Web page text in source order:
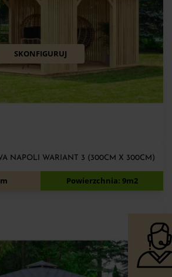
SKONFIGURUJ
NAPOLI WARIANT 3 (300CM X 300CM)
5 990 5 590zł
Powierzchnia: 9m2